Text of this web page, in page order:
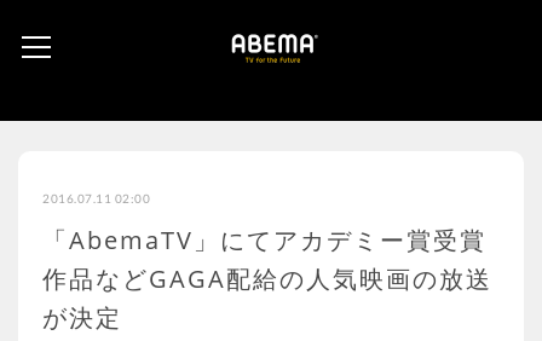
2016.07.11 02:00
「AbemaTV」にてアカデミー賞受賞
作品などGAGA配給の人気映画の放送
が決定